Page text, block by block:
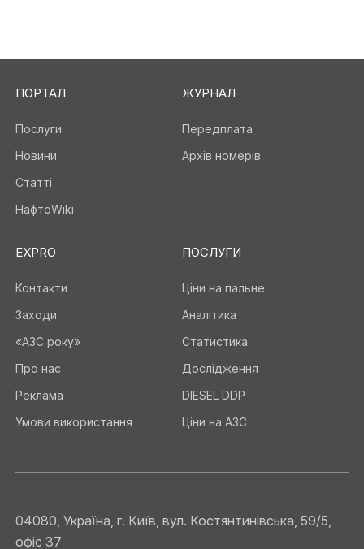
ПОРТАЛ
Послуги
Новини
Статті
НафтоWiki
ЖУРНАЛ
Передплата
Архів номерів
EXPRO
Контакти
Заходи
«АЗС року»
Про нас
Реклама
Умови використання
ПОСЛУГИ
Ціни на пальне
Аналітика
Статистика
Дослідження
DIESEL DDP
Ціни на АЗС
04080, Україна, г. Київ, вул. Костянтинівська, 59/5,
офіс 37